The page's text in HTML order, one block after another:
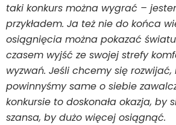
taki konkurs można wygrać –
przykładem. Ja też nie do końca
osiągnięcia można pokazać
czasem wyjść ze swojej strefy
wyzwań. Jeśli chcemy się
powinnyśmy same o siebie
konkursie to doskonała okazja, by
szansa, by dużo więcej osiągnąć.